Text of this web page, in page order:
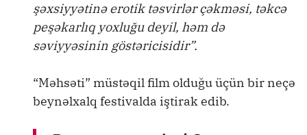
şəxsiyyətinə erotik təsvirlər çəkməsi, təkcə
peşəkarlıq yoxluğu deyil, həm də
səviyyəsinin göstəricisidir”.
“Məhsəti” müstəqil film olduğu üçün bir neçə
beynəlxalq festivalda iştirak edib.